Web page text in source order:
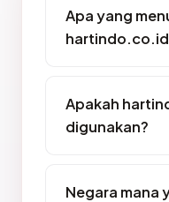
Apa yang
Apakah
digunakan?
Negara mana